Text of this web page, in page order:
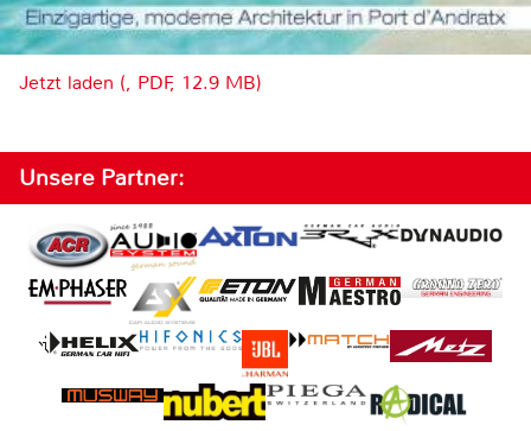
Jetzt laden (, PDF, 12.9 MB)
Unsere Partner: